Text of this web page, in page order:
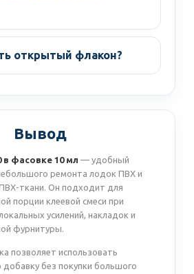
открытый флакон?
Вывод
в фасовке 10 мл — удобный
ремонта лодок ПВХ и
ткани. Он подходит для
порции клеевой смеси при
усилений, накладок и
фурнитуры.
позволяет использовать
без покупки большого